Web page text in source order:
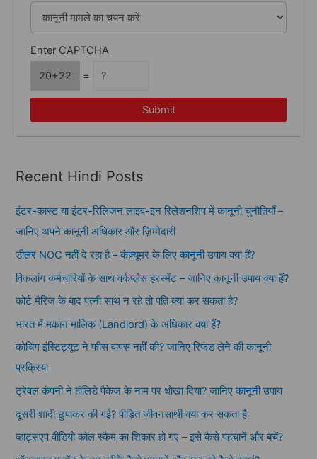
Enter CAPTCHA
20+22
=
Submit
Recent Hindi Posts
इंटर-कास्ट या इंटर-रिलिजन लाइव-इन रिलेशनशिप में कानूनी चुनौतियाँ –
जानिए अपने कानूनी अधिकार और ज़िम्मेदारी
डीलर NOC नहीं दे रहा है – कंज़्यूमर के लिए कानूनी उपाय क्या हैं?
विकलांग कर्मचारियों के साथ वर्कप्लेस हरस्मेंट – जानिए कानूनी उपाय क्या हैं?
कोर्ट मैरिज के बाद पत्नी साथ न रहे तो पति क्या कर सकता है?
भारत में मकान मालिक (Landlord) के अधिकार क्या हैं?
कोचिंग इंस्टिट्यूट ने फीस वापस नहीं की? जानिए रिफंड लेने की कानूनी
प्रक्रिया
ट्रेवल कंपनी ने हॉलिडे पैकेज के नाम पर धोखा दिया? जानिए कानूनी उपाय
दूसरी शादी छुपाकर की गई? पीड़ित जीवनसाथी क्या कर सकता है
व्हाट्सएप वीडियो कॉल स्कैम का शिकार हो गए – इसे कैसे पहचानें और बचें?